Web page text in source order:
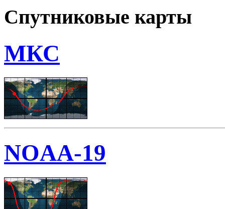
Спутниковые карты
МКС
NOAA-19